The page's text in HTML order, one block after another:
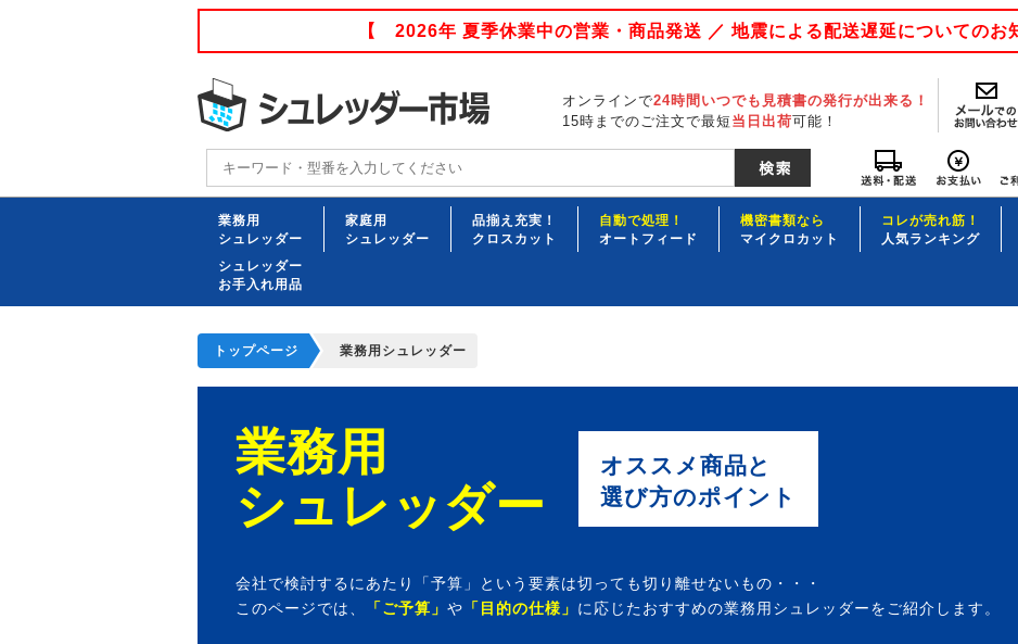
【 2026年 夏季休業中の営業・商品発送 ／ 地震による配送遅延についてのお
オンラインで24時間いつでも見積書の発行が出来る！
15時までのご注文で最短 当日出荷可能！
業務用
シュレッダー
家庭用
シュレッダー
品揃え充実！
クロスカット
自動で処理！
オートフィード
機密書類なら
マイクロカット
コレが売れ筋！
人気ランキング
シュレッダー
お手入れ用品
トップページ 業務用シュレッダー
業務用
シュレッダー
オススメ商品と
選び方のポイント
会社で検討するにあたり「予算」という要素は切っても切り離せないもの・・・
このページでは、
「ご予算」 や 「目的の仕様」 に応じたおすすめの業務用シュレッダーをご紹介します。